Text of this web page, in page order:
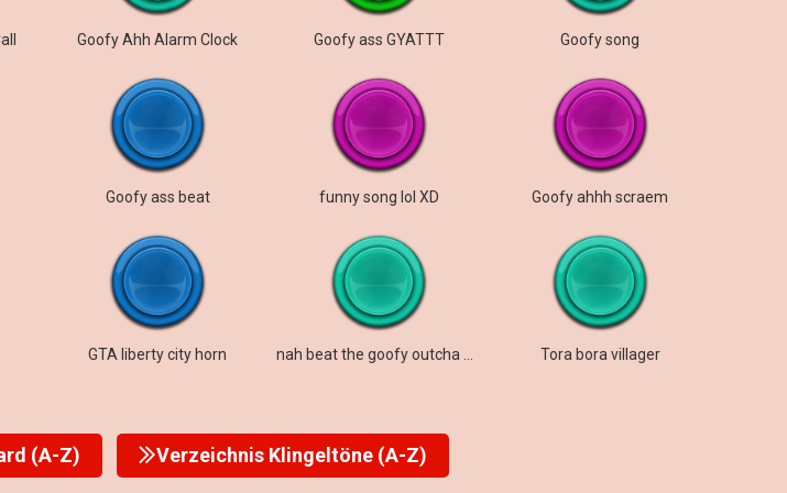
Goofy Ahh Alarm Clock Goofy ass GYATTT Goofy song
Goofy ass beat funny song lol XD Goofy ahhh scraem
GTA liberty city horn Tora bora villager
(A-Z) Verzeichnis Klingeltöne (A-Z)